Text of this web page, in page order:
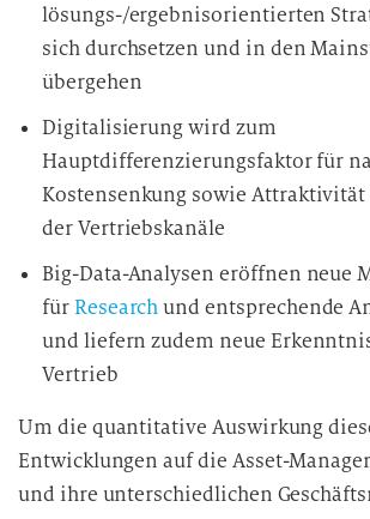
lösungs-/ergebnisorientierten
sich durchsetzen und in den
übergehen
Digitalisierung wird zum
Hauptdifferenzierungsfaktor für
Kostensenkung sowie
der Vertriebskanäle
Big-Data-Analysen eröffnen neue
fürResearchund entsprechende
und liefern zudem neue
Vertrieb
Um die quantitative Auswirkung
Entwicklungen auf die Asset-
und ihre unterschiedlichen